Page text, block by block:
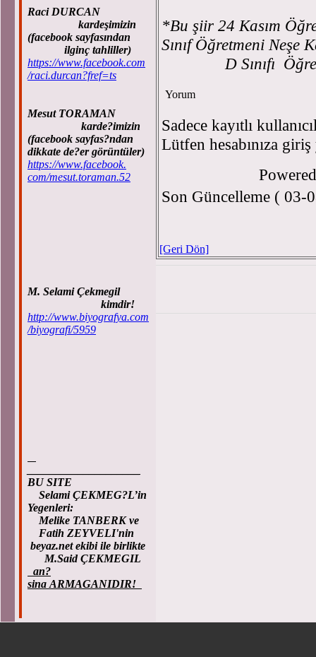
Raci DURCAN
kardeşimizin
(facebook sayfasından
ilginç tahliller)
https://www.facebook.com
/raci.durcan?fref=ts
Mesut TORAMAN
karde?imizin
(facebook sayfas?ndan
dikkate de?er görüntüler)
https://www.facebook.
com/mesut.toraman.52
M. Selami Çekmegil
kimdir!
http://www.biyografya.com
/biyografi/5959
BU SITE
Selami ÇEKMEG?L’in
Yegenleri:
Melike TANBERK ve
Fatih ZEYVELI'nin
beyaz.net ekibi ile birlikte
M.Said ÇEKMEGIL
an?
sina ARMAGANIDIR!
*Bu şiir 24 Kasım
Sınıf Öğretmeni Neşe
D Sınıfı
Yorum
Sadece kayıtlı
Lütfen hesabınıza
Son Güncelleme ( 03-
[Geri Dön]